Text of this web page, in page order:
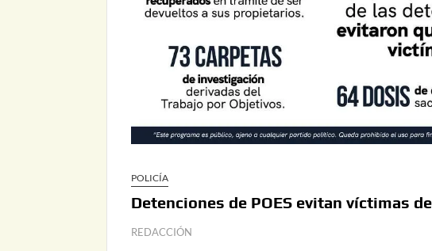
POLICÍA
Detenciones de POES evitan víctimas
REDACCIÓN